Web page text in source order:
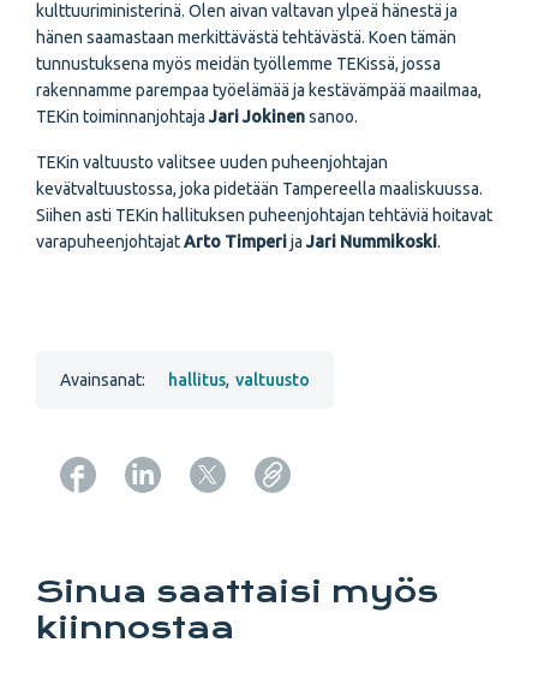
kulttuuriministerinä. Olen aivan valtavan ylpeä hänestä ja
hänen saamastaan merkittävästä tehtävästä. Koen tämän
tunnustuksena myös meidän työllemme TEKissä, jossa
rakennamme parempaa työelämää ja kestävämpää maailmaa,
TEKin toiminnanjohtajaJari Jokinensanoo.
TEKin valtuusto valitsee uuden puheenjohtajan
kevätvaltuustossa, joka pidetään Tampereella maaliskuussa.
Siihen asti TEKin hallituksen puheenjohtajan tehtäviä hoitavat
varapuheenjohtajatArto TimperijaJari Nummikoski.
Avainsanat: hallitus, valtuusto
Sinua saattaisi myös
kiinnostaa